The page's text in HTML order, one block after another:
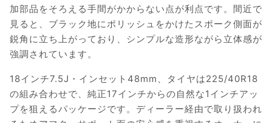
加部品をそろえる手間がかからない点が利点です。間近で
見ると、ブラック地にポリッシュをかけたスポーク側面が
鋭角に立ち上がっており、シンプルな造形ながら立体感が
強調されています。
18インチ7.5J・インセット48mm、タイヤは225/40R18
の組み合わせで、純正17インチからの自然な1インチアッ
プを狙えるパッケージです。ディーラー経由で取り扱われ